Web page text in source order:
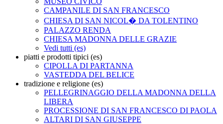
CAMPANILE DI SAN FRANCESCO
CHIESA DI SAN NICOL� DA TOLENTINO
PALAZZO RENDA
CHIESA MADONNA DELLE GRAZIE
Vedi tutti (es)
piatti e prodotti tipici (es)
CIPOLLA DI PARTANNA
VASTEDDA DEL BELICE
tradizione e religione (es)
PELLEGRINAGGIO DELLA MADONNA DELLA
LIBERA
PROCESSIONE DI SAN FRANCESCO DI PAOLA
ALTARI DI SAN GIUSEPPE